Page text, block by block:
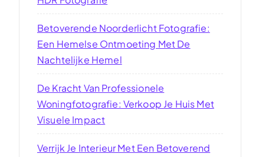
Betoverende Noorderlicht Fotografie:
Een Hemelse Ontmoeting Met De
Nachtelijke Hemel
De Kracht Van Professionele
Woningfotografie: Verkoop Je Huis Met
Visuele Impact
Verrijk Je Interieur Met Een Betoverend